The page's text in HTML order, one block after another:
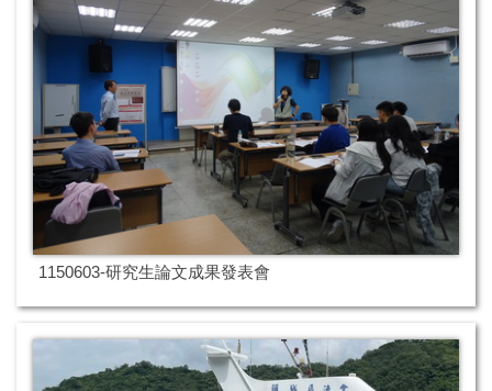
1150603-研究生論文成果發表會